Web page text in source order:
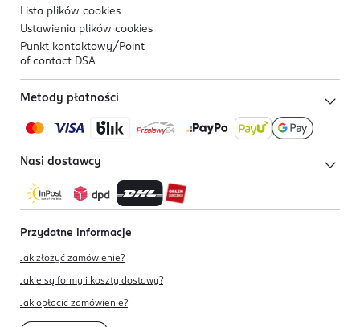
Lista plików cookies
Ustawienia plików cookies
Punkt kontaktowy/ Point
of contact DSA
Metody płatności
Nasi dostawcy
Przydatne informacje
Jak złożyć zamówienie?
Jakie są formy i koszty dostawy?
Jak opłacić zamówienie?